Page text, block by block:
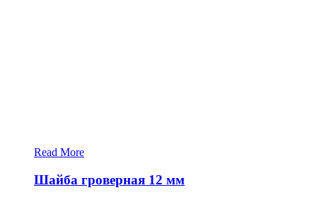
Read More
Шайба гроверная 12 мм